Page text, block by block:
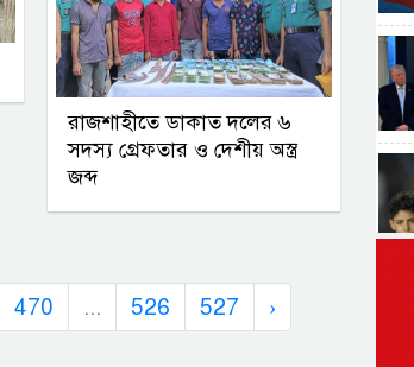
রাজশাহীতে ডাকাত দলের ৬
সদস্য গ্রেফতার ও দেশীয় অস্ত্র
জব্দ
470 ... 526 527 ›